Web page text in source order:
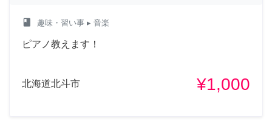
class 趣味・習い事 ▸ 音楽
ピアノ教えます！
北海道北斗市 ¥1,000